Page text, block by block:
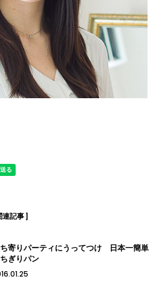
連記事 ]
寄りパーティにうってつけ 日本一簡単
ぎりパン